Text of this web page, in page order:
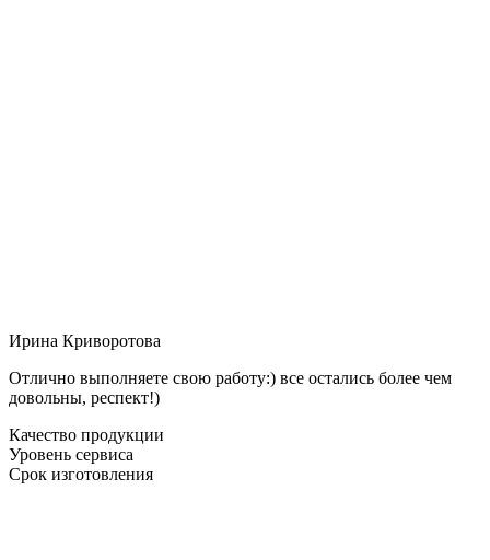
Ирина Криворотова
Отлично выполняете свою работу:) все остались более чем
довольны, респект!)
Качество продукции
Уровень сервиса
Срок изготовления